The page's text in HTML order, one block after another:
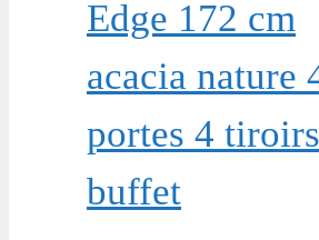
Edge 172 cm
acacia nature
portes 4 tiroirs
buffet